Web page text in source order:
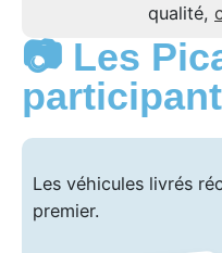
qualité,
📷 Les
Les véhicules livrés
premier.